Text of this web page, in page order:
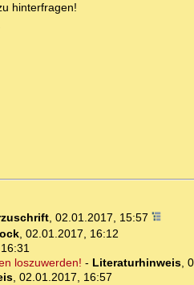
hinterfragen!
, 02.01.2017, 15:57
, 02.01.2017, 16:12
loszuwerden! - Literaturhinweis,
, 02.01.2017, 16:57